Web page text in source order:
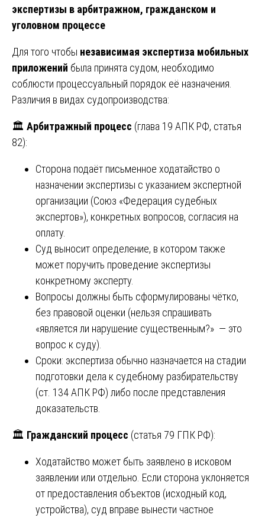
экспертизы в арбитражном, гражданском и
уголовном процессе
Для того чтобы независимая экспертиза мобильных
приложений была принята судом, необходимо
соблюсти процессуальный порядок её назначения.
Различия в видах судопроизводства:
🏛️ Арбитражный процесс (глава 19 АПК РФ, статья
82):
Сторона подаёт письменное ходатайство о
назначении экспертизы с указанием экспертной
организации (Союз «Федерация судебных
экспертов»), конкретных вопросов, согласия на
оплату.
Суд выносит определение, в котором также
может поручить проведение экспертизы
конкретному эксперту.
Вопросы должны быть сформулированы чётко,
без правовой оценки (нельзя спрашивать
«является ли нарушение существенным?» — это
вопрос к суду).
Сроки: экспертиза обычно назначается на стадии
подготовки дела к судебному разбирательству
(ст. 134 АПК РФ) либо после представления
доказательств.
🏛️ Гражданский процесс (статья 79 ГПК РФ):
Ходатайство может быть заявлено в исковом
заявлении или отдельно. Если сторона уклоняется
от предоставления объектов (исходный код,
устройства), суд вправе вынести частное